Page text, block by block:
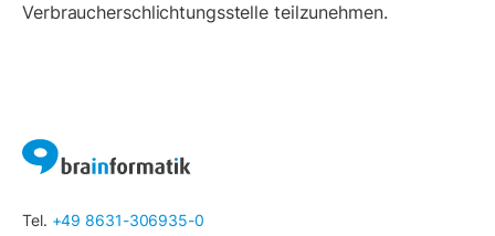
Verbraucherschlichtungsstelle teilzunehmen.
Tel. +49 8631-306935-0